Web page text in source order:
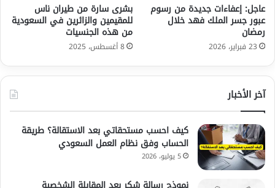
عاجل: إعفاءات جديدة من رسوم
عبور جسر الملك فهد خلال
رمضان
23 فبراير، 2026
بشرى سارة من طيران ناس
للمقيمين والزائرين في السعودية
من هذه الجنسيات
8 أغسطس، 2025
آخر الأخبار
كيف احسب مستحقاتي بعد الاستقالة؟ طريقة
الحساب وفق نظام العمل السعودي
5 يوليو، 2026